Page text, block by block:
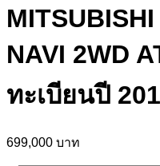
NAVI 2WD
ทะเบียนปี
699,000 บาท